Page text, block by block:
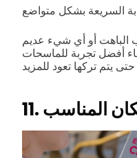
الباهت أو أي شيء عديم
أفضل تجربة للماسحات
المناسب